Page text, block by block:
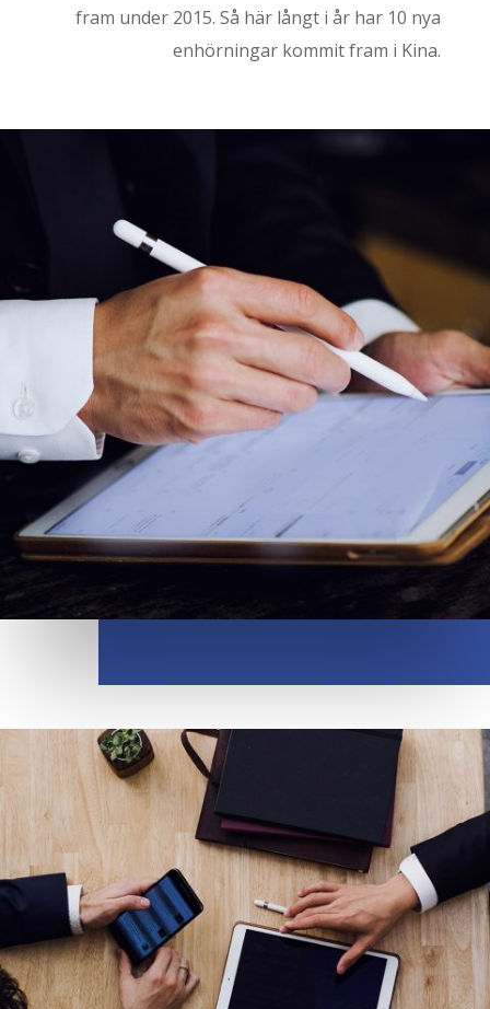
fram under 2015. Så här långt i år har 10 nya
enhörningar kommit fram i Kina.